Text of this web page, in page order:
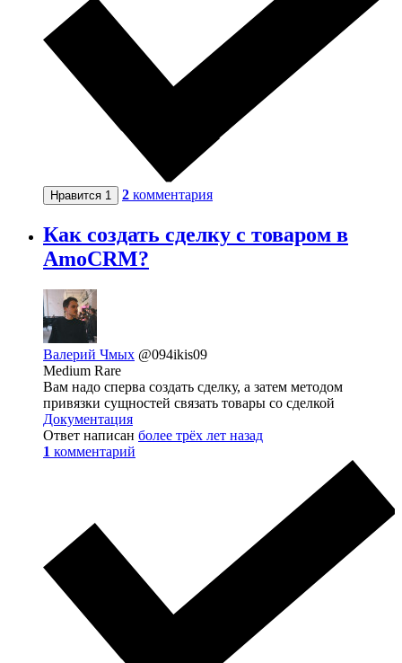
Нравится 1 2 комментария
Как создать сделку с товаром в
AmoCRM?
Валерий Чмых @094ikis09
Medium Rare
Вам надо сперва создать сделку, а затем методом
привязки сущностей связать товары со сделкой
Документация
Ответ написан более трёх лет назад
1 комментарий